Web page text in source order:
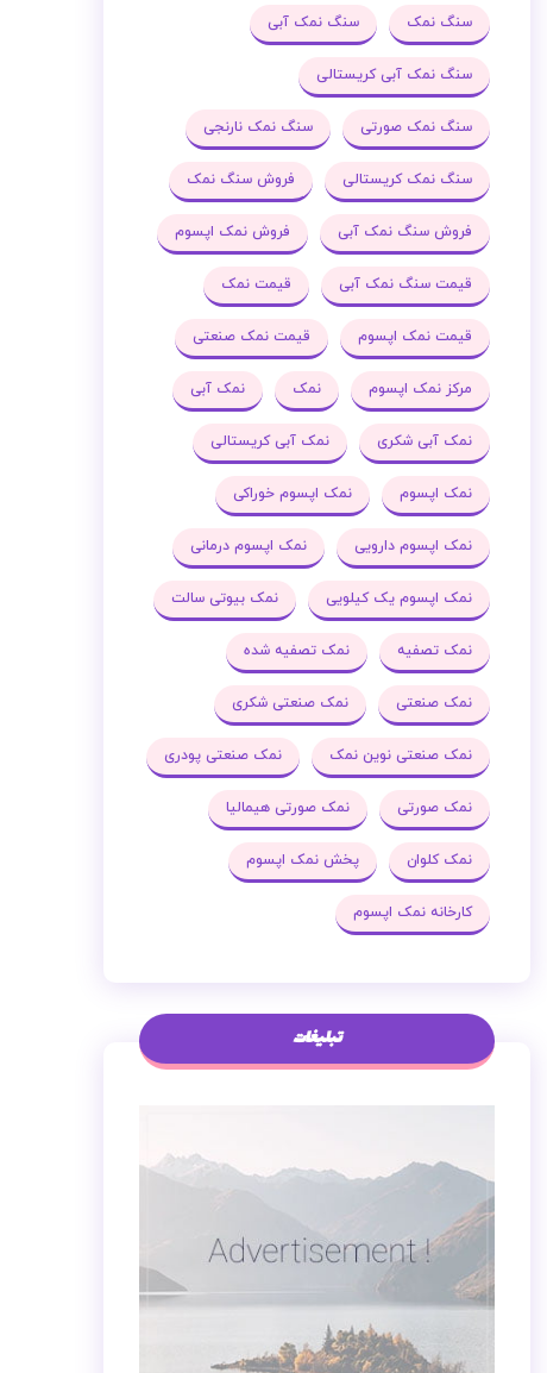
سنگ نمک سنگ نمک آبی
سنگ نمک آبی کریستالی
سنگ نمک صورتی سنگ نمک نارنجی
سنگ نمک کریستالی فروش سنگ نمک
فروش سنگ نمک آبی فروش نمک اپسوم
قیمت سنگ نمک آبی قیمت نمک
قیمت نمک اپسوم قیمت نمک صنعتی
مرکز نمک اپسوم نمک نمک آبی
نمک آبی شکری نمک آبی کریستالی
نمک اپسوم نمک اپسوم خوراکی
نمک اپسوم دارویی نمک اپسوم درمانی
نمک اپسوم یک کیلویی نمک بیوتی سالت
نمک تصفیه نمک تصفیه شده
نمک صنعتی نمک صنعتی شکری
نمک صنعتی نوین نمک نمک صنعتی پودری
نمک صورتی نمک صورتی هیمالیا
نمک کلوان پخش نمک اپسوم
کارخانه نمک اپسوم
تبلیغات